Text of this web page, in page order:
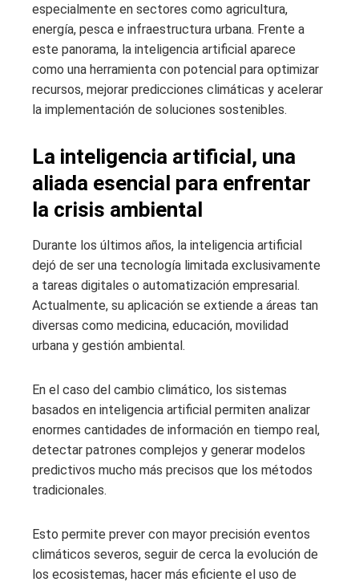
especialmente en sectores como agricultura,
energía, pesca e infraestructura urbana. Frente a
este panorama, la inteligencia artificial aparece
como una herramienta con potencial para optimizar
recursos, mejorar predicciones climáticas y acelerar
la implementación de soluciones sostenibles.
La inteligencia artificial, una
aliada esencial para enfrentar
la crisis ambiental
Durante los últimos años, la inteligencia artificial
dejó de ser una tecnología limitada exclusivamente
a tareas digitales o automatización empresarial.
Actualmente, su aplicación se extiende a áreas tan
diversas como medicina, educación, movilidad
urbana y gestión ambiental.
En el caso del cambio climático, los sistemas
basados en inteligencia artificial permiten analizar
enormes cantidades de información en tiempo real,
detectar patrones complejos y generar modelos
predictivos mucho más precisos que los métodos
tradicionales.
Esto permite prever con mayor precisión eventos
climáticos severos, seguir de cerca la evolución de
los ecosistemas, hacer más eficiente el uso de